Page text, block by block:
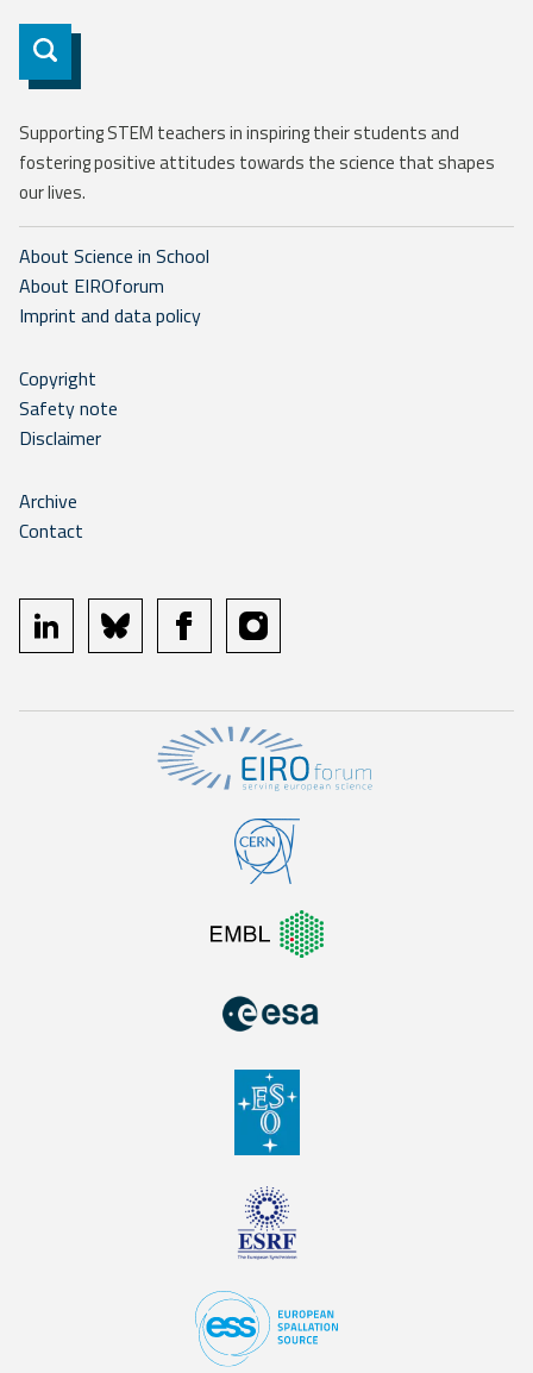
Subscribe
Supporting STEM teachers in inspiring their students and
fostering positive attitudes towards the science that shapes
our lives.
About Science in School
About EIROforum
Imprint and data policy
Copyright
Safety note
Disclaimer
Archive
Contact
linkedin bluesky facebookinstagram